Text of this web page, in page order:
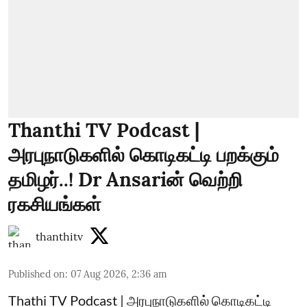
Thanthi TV Podcast |
அரபுநாடுகளில் கொடிகட்டி பறக்கும்
தமிழர்..! Dr Ansariன் வெற்றி
ரகசியங்கள்
thanthitv
Published on: 07 Aug 2026, 2:36 am
Thathi TV Podcast | அரபுநாடுகளில் கொடிகட்டி